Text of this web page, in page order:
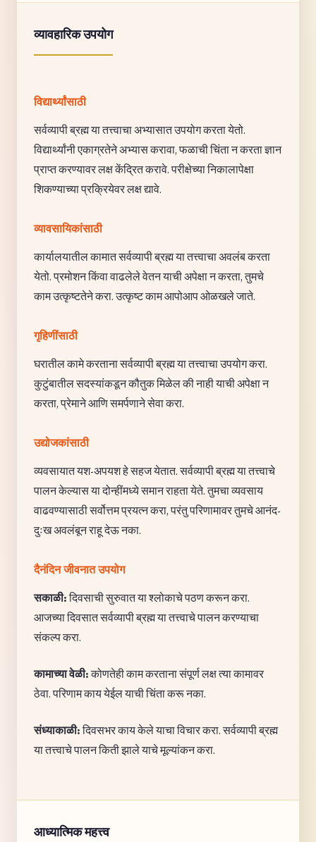
व्यावहारिक उपयोग
विद्यार्थ्यांसाठी
सर्वव्यापी ब्रह्म या तत्त्वाचा अभ्यासात उपयोग करता येतो.
विद्यार्थ्यांनी एकाग्रतेने अभ्यास करावा, फळाची चिंता न करता ज्ञान
प्राप्त करण्यावर लक्ष केंद्रित करावे. परीक्षेच्या निकालापेक्षा
शिकण्याच्या प्रक्रियेवर लक्ष द्यावे.
व्यावसायिकांसाठी
कार्यालयातील कामात सर्वव्यापी ब्रह्म या तत्त्वाचा अवलंब करता
येतो. प्रमोशन किंवा वाढलेले वेतन याची अपेक्षा न करता, तुमचे
काम उत्कृष्टतेने करा. उत्कृष्ट काम आपोआप ओळखले जाते.
गृहिणींसाठी
घरातील कामे करताना सर्वव्यापी ब्रह्म या तत्त्वाचा उपयोग करा.
कुटुंबातील सदस्यांकडून कौतुक मिळेल की नाही याची अपेक्षा न
करता, प्रेमाने आणि समर्पणाने सेवा करा.
उद्योजकांसाठी
व्यवसायात यश-अपयश हे सहज येतात. सर्वव्यापी ब्रह्म या तत्त्वाचे
पालन केल्यास या दोन्हींमध्ये समान राहता येते. तुमचा व्यवसाय
वाढवण्यासाठी सर्वोत्तम प्रयत्न करा, परंतु परिणामावर तुमचे आनंद-
दुःख अवलंबून राहू देऊ नका.
दैनंदिन जीवनात उपयोग
सकाळी:दिवसाची सुरुवात या श्लोकाचे पठण करून करा.
आजच्या दिवसात सर्वव्यापी ब्रह्म या तत्त्वाचे पालन करण्याचा
संकल्प करा.
कामाच्या वेळी:कोणतेही काम करताना संपूर्ण लक्ष त्या कामावर
ठेवा. परिणाम काय येईल याची चिंता करू नका.
संध्याकाळी:दिवसभर काय केले याचा विचार करा. सर्वव्यापी ब्रह्म
या तत्त्वाचे पालन किती झाले याचे मूल्यांकन करा.
आध्यात्मिक महत्त्व